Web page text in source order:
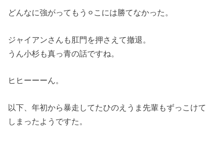
どんなに強がってもう⚪︎こには勝てなかった。
ジャイアンさんも肛門を押さえて撤退。
うん小杉も真っ青の話ですね。
ヒヒーーーん。
以下、年初から暴走してたひのえうま先輩もずっこけて
しまったようですた。